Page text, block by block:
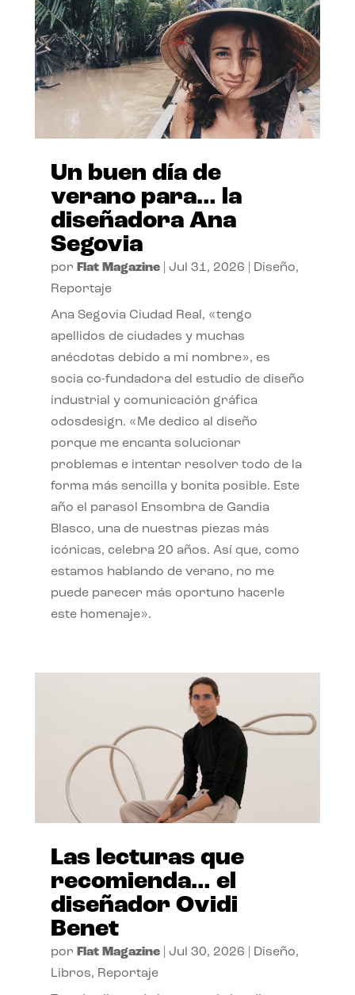
Un buen día de
verano para… la
diseñadora Ana
Segovia
por Flat Magazine| Jul 31, 2026 Diseño,
Reportaje
Ana Segovia Ciudad Real, «tengo
apellidos de ciudades y muchas
anécdotas debido a mi nombre», es
socia co-fundadora del estudio de diseño
industrial y comunicación gráfica
odosdesign. «Me dedico al diseño
porque me encanta solucionar
problemas e intentar resolver todo de la
forma más sencilla y bonita posible. Este
año el parasol Ensombra de Gandia
Blasco, una de nuestras piezas más
icónicas, celebra 20 años. Así que, como
estamos hablando de verano, no me
puede parecer más oportuno hacerle
este homenaje».
Las lecturas que
recomienda… el
diseñador Ovidi
Benet
por Flat Magazine| Jul 30, 2026 Diseño,
Libros, Reportaje